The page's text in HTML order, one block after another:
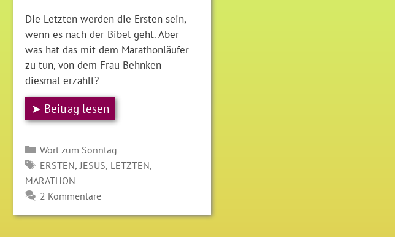
Die Letzten werden die Ersten sein,
wenn es nach der Bibel geht. Aber
was hat das mit dem Marathonläufer
zu tun, von dem Frau Behnken
diesmal erzählt?
➤ Beitrag lesen
Kategorien
Wort zum Sonntag
SCHLAGWÖRTER
ERSTEN,JESUS, LETZTEN,
MARATHON
2 Kommentare